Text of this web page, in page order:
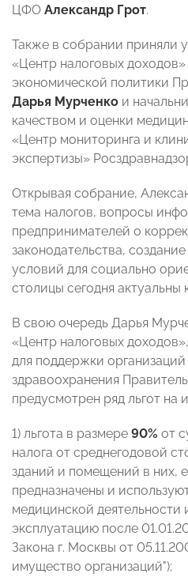
ЦФО Александр Грот.
Также в собрании приняли
«Центр налоговых
экономической политики
Дарья Мурченко и
качеством и оценки
«Центр мониторинга и
экспертизы»
Открывая собрание,
тема налогов, вопросы
предпринимателей о
законодательства,
условий для социально
столицы сегодня актуальны
В свою очередь Дарья
«Центр налоговых
для поддержки организаций
здравоохранения
предусмотрен ряд льгот на
1) льгота в размере 90% от
налога от среднегодовой
зданий и помещений в них,
предназначены и
медицинской деятельности
эксплуатацию после
Закона г. Москвы от
имущество организаций");